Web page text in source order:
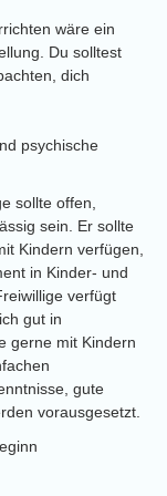
wäre ein
Du solltest
dich
psychische
sollte offen,
sein. Er sollte
Kindern verfügen,
in Kinder- und
verfügt
gut in
gerne mit Kindern
gute
vorausgesetzt.